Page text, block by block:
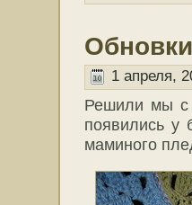
1 апреля,
Решили мы с
появились
маминого